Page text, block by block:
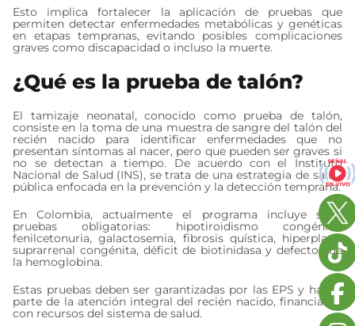
Esto implica fortalecer la aplicación de pruebas que
permiten detectar enfermedades metabólicas y genéticas
en etapas tempranas, evitando posibles complicaciones
graves como discapacidad o incluso la muerte.
¿Qué es la prueba de talón?
El tamizaje neonatal, conocido como prueba de talón,
consiste en la toma de una muestra de sangre del talón del
recién nacido para identificar enfermedades que no
presentan síntomas al nacer, pero que pueden ser graves si
no se detectan a tiempo. De acuerdo con el Instituto
Nacional de Salud (INS), se trata de una estrategia de salud
pública enfocada en la prevención y la detección temprana.
En Colombia, actualmente el programa incluye siete
pruebas obligatorias: hipotiroidismo congénito,
fenilcetonuria, galactosemia, fibrosis quística, hiperplasia
suprarrenal congénita, déficit de biotinidasa y defectos de
la hemoglobina.
Estas pruebas deben ser garantizadas por las EPS y hacen
parte de la atención integral del recién nacido, financiadas
con recursos del sistema de salud.